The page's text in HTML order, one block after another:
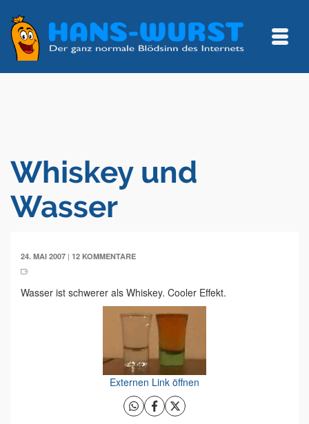
Whiskey und
Wasser
24. MAI 2007 | 12 KOMMENTARE
Wasser ist schwerer als Whiskey. Cooler Effekt.
Externen Link öffnen